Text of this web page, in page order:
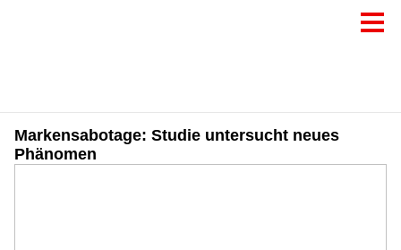
Markensabotage: Studie untersucht neues
Phänomen